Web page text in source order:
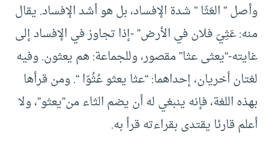
وأصل ” العَثَا ” شدة الإفساد، بل هو أشد الإفساد. يقال
منه: عَثِيَ فلان في الأرض” -إذا تجاوز في الإفساد إلى
غايته-“يعثى عثا” مقصور، وللجماعة: هم يعثون. وفيه
لغتان أخريان، إحداهما: “عثا يعثو عُثُوّا “. ومن قرأها
بهذه اللغة، فإنه ينبغي له أن يضم الثاء من”يعثو”، ولا
أعلم قارئا يقتدى بقراءته قرأ به.